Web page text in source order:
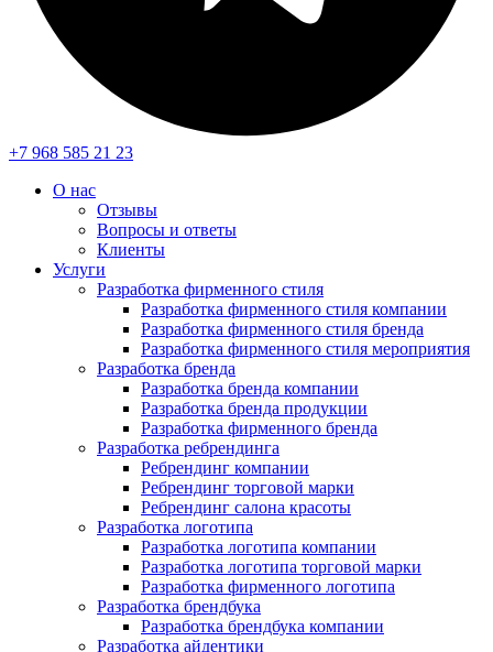
+7 968 585 21 23
О нас
Отзывы
Вопросы и ответы
Клиенты
Услуги
Разработка фирменного стиля
Разработка фирменного стиля компании
Разработка фирменного стиля бренда
Разработка фирменного стиля мероприятия
Разработка бренда
Разработка бренда компании
Разработка бренда продукции
Разработка фирменного бренда
Разработка ребрендинга
Ребрендинг компании
Ребрендинг торговой марки
Ребрендинг салона красоты
Разработка логотипа
Разработка логотипа компании
Разработка логотипа торговой марки
Разработка фирменного логотипа
Разработка брендбука
Разработка брендбука компании
Разработка айдентики